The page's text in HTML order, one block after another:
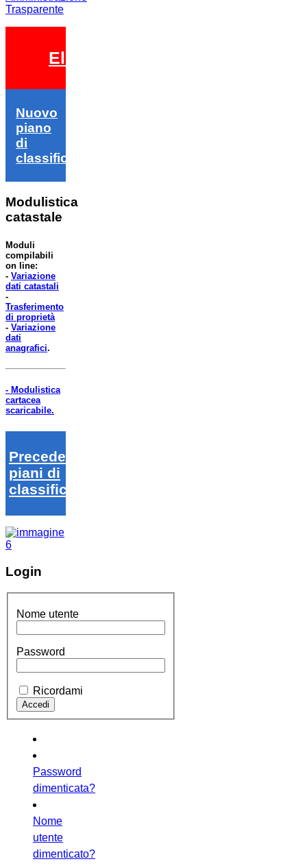
Trasparente
Elezioni 2026
Nuovo
piano
di
classifica
Modulistica
catastale
Moduli
compilabili
on line:
- Variazione
dati catastali
-
Trasferimento
di proprietà
- Variazione
dati
anagrafici.
- Modulistica
cartacea
scaricabile.
Precedenti
piani di
classifica
Login
Nome utente
Password
Ricordami
Password
dimenticata?
Nome
utente
dimenticato?